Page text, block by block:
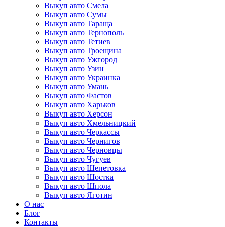
Выкуп авто Смела
Выкуп авто Сумы
Выкуп авто Тараща
Выкуп авто Тернополь
Выкуп авто Тетиев
Выкуп авто Троещина
Выкуп авто Ужгород
Выкуп авто Узин
Выкуп авто Украинка
Выкуп авто Умань
Выкуп авто Фастов
Выкуп авто Харьков
Выкуп авто Херсон
Выкуп авто Хмельницкий
Выкуп авто Черкассы
Выкуп авто Чернигов
Выкуп авто Черновцы
Выкуп авто Чугуев
Выкуп авто Шепетовка
Выкуп авто Шостка
Выкуп авто Шпола
Выкуп авто Яготин
О нас
Блог
Контакты